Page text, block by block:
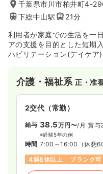
千葉県市川市柏井町4-
下総中山駅
21分
利用者が家庭での生活を一
アの支援を目的とした短期
ハビリテーション(デイケア
介護・福祉系正・准
2交代（常勤）
給与 38.5万円〜/月 賞与
※経験5年の例
時間 7:00～16:00 （休憩
4週8休以上
ブランク可